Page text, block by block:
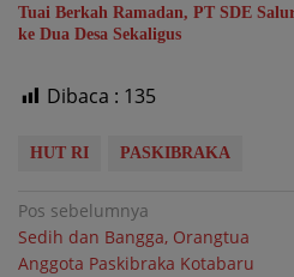
Tuai Berkah Ramadan, PT SDE
ke Dua Desa Sekaligus
Dibaca : 135
HUT RI PASKIBRAKA
Navigasi
pos
Pos sebelumnya
Sedih dan Bangga, Orangtua
Anggota Paskibraka Kotabaru